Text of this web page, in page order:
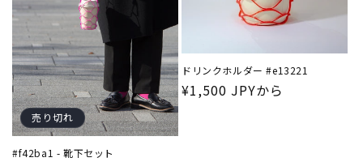
売り切れ
#f42ba1 - 靴下セット
ドリンクホルダー #e13221
通
¥1,500 JPYから